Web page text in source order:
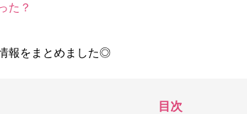
た？
報をまとめました◎
目次